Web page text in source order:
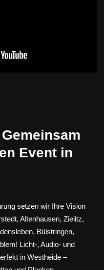
Event in
setzen wir Ihre Vision
Altenhausen, Zielitz,
Bülstringen,
Licht-, Audio- und
in Westheide –